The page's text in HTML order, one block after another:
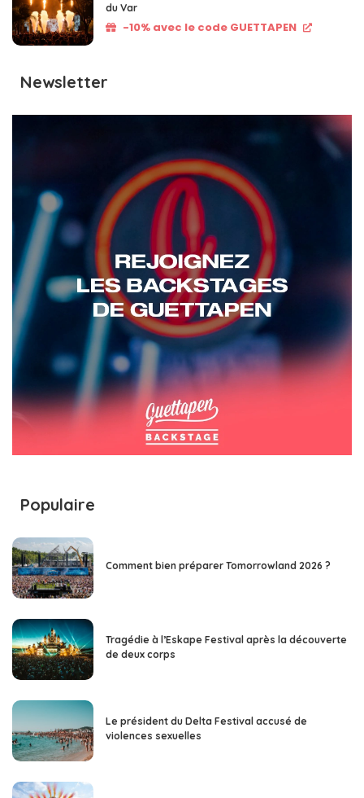
du Var
-10% avec le code GUETTAPEN
Newsletter
Populaire
Comment bien préparer Tomorrowland 2026 ?
Tragédie à l’Eskape Festival après la découverte
de deux corps
Le président du Delta Festival accusé de
violences sexuelles